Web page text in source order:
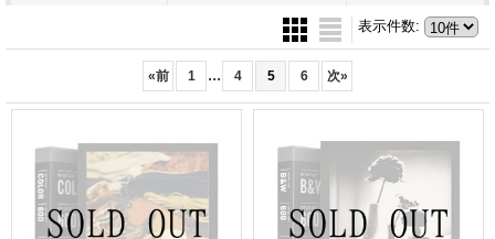
表示件数:
«前 1 ... 4 5 6 次»